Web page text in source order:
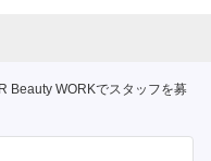
Beauty WORKでスタッフを募